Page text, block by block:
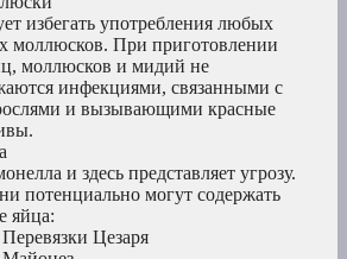
избегать употребления любых
моллюсков. При приготовлении
моллюсков и мидий не
инфекциями, связанными с
и вызывающими красные
и здесь представляет угрозу.
потенциально могут содержать
яйца:
Перевязки Цезаря